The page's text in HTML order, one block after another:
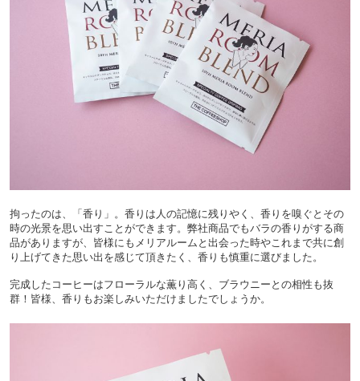
拘ったのは、「香り」。香りは人の記憶に残りやく、香りを嗅ぐとその
時の光景を思い出すことができます。弊社商品でもバラの香りがする商
品がありますが、皆様にもメリアルームと出会った時やこれまで共に創
り上げてきた思い出を感じて頂きたく、香りも慎重に選びました。
完成したコーヒーはフローラルな薫り高く、ブラウニーとの相性も抜
群！皆様、香りもお楽しみいただけましたでしょうか。